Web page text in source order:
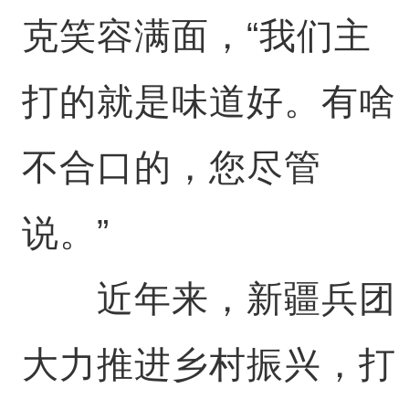
克笑容满面，“我们主
打的就是味道好。有啥
不合口的，您尽管
说。”
近年来，新疆兵团
大力推进乡村振兴，打